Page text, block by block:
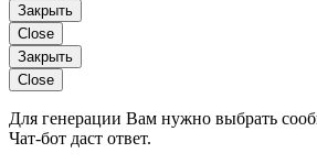
Закрыть
Close
Закрыть
Close
Для генерации Вам нужно выбрать
Чат-бот даст ответ.